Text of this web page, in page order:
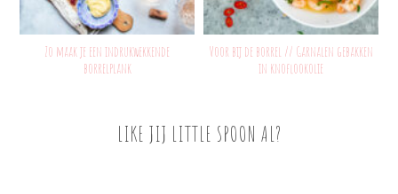
Zo maak je een indrukwekkende
borrelplank
Voor bij de borrel // Garnalen gebakken
in knoflookolie
LIKE JIJ LITTLE SPOON AL?